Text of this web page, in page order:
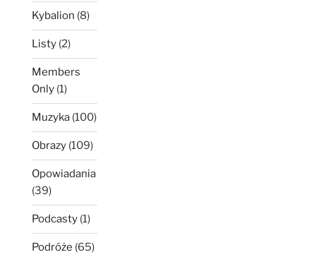
Kybalion (8)
Listy (2)
Members
Only (1)
Muzyka (100)
Obrazy (109)
Opowiadania
(39)
Podcasty (1)
Podróże (65)